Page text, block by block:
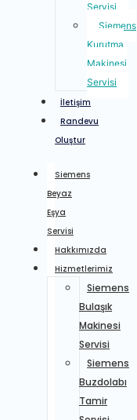
Servisi
Siemens
Kurutma
Makinesi
Servisi
İletişim
Randevu
Oluştur
Siemens
Beyaz
Eşya
Servisi
Hakkımızda
Hizmetlerimiz
Siemens
Bulaşık
Makinesi
Servisi
Siemens
Buzdolabı
Tamir